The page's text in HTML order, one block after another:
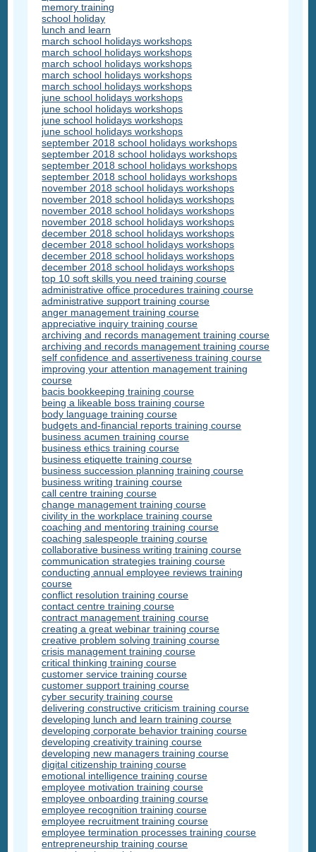
memory training
school holiday
lunch and learn
march school holidays workshops
march school holidays workshops
march school holidays workshops
march school holidays workshops
march school holidays workshops
june school holidays workshops
june school holidays workshops
june school holidays workshops
june school holidays workshops
september 2018 school holidays workshops
september 2018 school holidays workshops
september 2018 school holidays workshops
september 2018 school holidays workshops
november 2018 school holidays workshops
november 2018 school holidays workshops
november 2018 school holidays workshops
november 2018 school holidays workshops
december 2018 school holidays workshops
december 2018 school holidays workshops
december 2018 school holidays workshops
december 2018 school holidays workshops
top 10 soft skills you need training course
administrative office procedures training course
administrative support training course
anger management training course
appreciative inquiry training course
archiving and records management training course
archiving and records management training course
self confidence and assertiveness training course
improving your attention management training
course
bacis bookkeeping training course
being a likeable boss training course
body language training course
budgets and-financial reports training course
business acumen training course
business ethics training course
business etiquette training course
business succession planning training course
business writing training course
call centre training course
change management training course
civility in the workplace training course
coaching and mentoring training course
coaching salespeople training course
collaborative business writing training course
communication strategies training course
conducting annual employee reviews training
course
conflict resolution training course
contact centre training course
contract management training course
creating a great webinar training course
creative problem solving training course
crisis management training course
critical thinking training course
customer service training course
customer support training course
cyber security training course
delivering constructive criticism training course
developing lunch and learn training course
developing corporate behavior training course
developing creativity training course
developing new managers training course
digital citizenship training course
emotional intelligence training course
employee motivation training course
employee onboarding training course
employee recognition training course
employee recruitment training course
employee termination processes training course
entrepreneurship training course